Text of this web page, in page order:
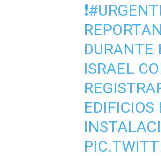
❗️
DURANTE
ISRAEL
EDIFICIOS